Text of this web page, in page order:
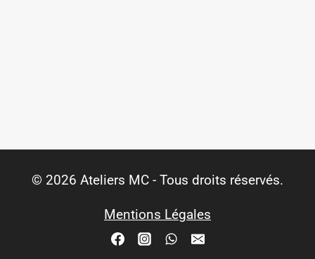
© 2026 Ateliers MC - Tous droits réservés.
Mentions Légales